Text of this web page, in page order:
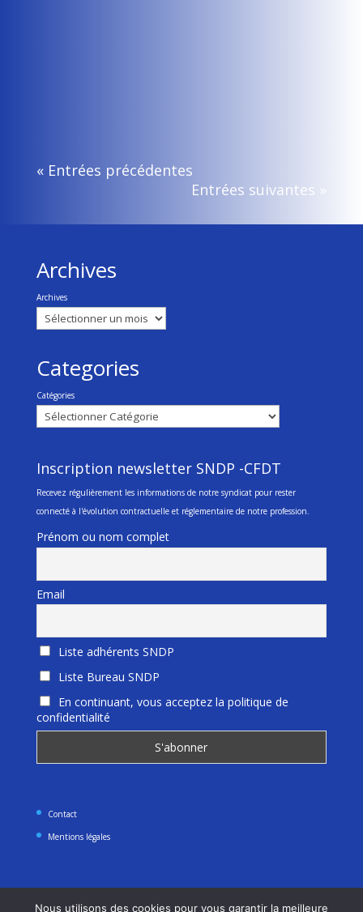
« Entrées précédentes
Entrées suivantes »
Archives
Archives
Categories
Catégories
Inscription newsletter SNDP -CFDT
Recevez régulièrement les informations de notre syndicat pour rester
connecté à l'évolution contractuelle et réglementaire de notre profession.
Prénom ou nom complet
Email
Liste adhérents SNDP
Liste Bureau SNDP
En continuant, vous acceptez la politique de
confidentialité
Contact
Mentions légales
Nous utilisons des cookies pour vous garantir la meilleure